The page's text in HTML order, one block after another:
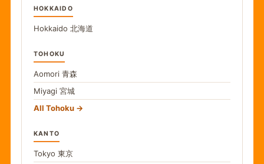
HOKKAIDO
Hokkaido 北海道
TOHOKU
Aomori 青森
Miyagi 宮城
All Tohoku
KANTO
Tokyo 東京